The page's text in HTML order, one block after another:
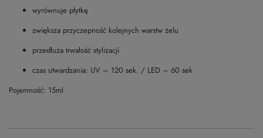
wyrównuje płytkę
zwiększa przyczepność kolejnych warstw żelu
przedłuża trwałość stylizacji
czas utwardzania: UV – 120 sek. / LED – 60 sek
Pojemność: 15ml